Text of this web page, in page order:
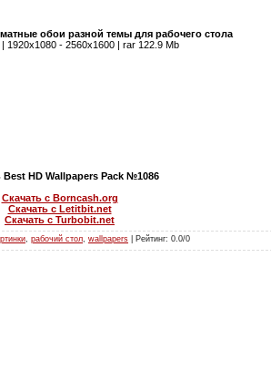
обои разной темы для рабочего стола
1920x1080 - 2560x1600 | rar 122.9 Mb
Best HD Wallpapers Pack №1086
Скачать с Borncash.org
Скачать с Letitbit.net
Скачать с Turbobit.net
рабочий стол wallpapers Рейтинг: 0.0/0